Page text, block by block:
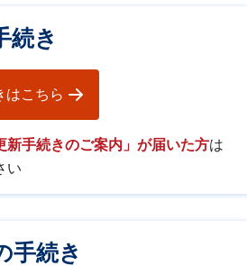
続き
はこちら
新手続きのご案内」が届いた方は
い
手続き